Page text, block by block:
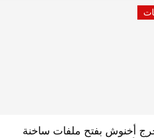
أخنوش بفتح ملفات ساخنة